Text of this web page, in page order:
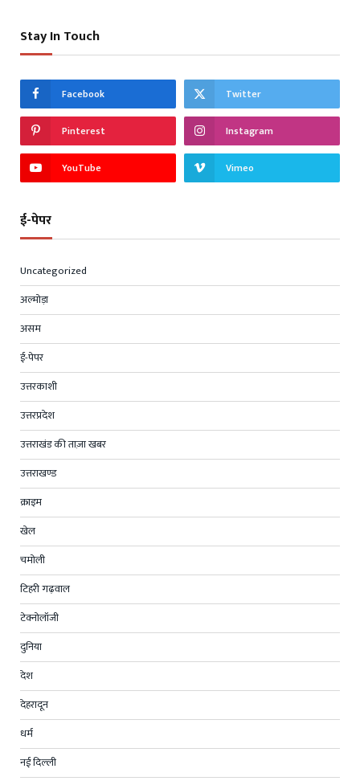
Stay In Touch
Facebook Twitter
Pinterest Instagram
YouTube Vimeo
ई-पेपर
Uncategorized
अल्मोड़ा
असम
ई-पेपर
उत्तरकाशी
उत्तरप्रदेश
उत्तराखंड की ताज़ा खबर
उत्तराखण्ड
क्राइम
खेल
चमोली
टिहरी गढ़वाल
टेक्नोलॉजी
दुनिया
देश
देहरादून
धर्म
नई दिल्ली